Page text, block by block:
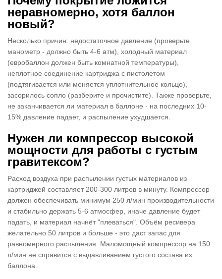
неравномерно, хотя баллон
новый?
Несколько причин: недостаточное давление (проверьте
манометр - должно быть 4-6 атм), холодный материал
(евробаллон должен быть комнатной температуры),
неплотное соединение картриджа с пистолетом
(подтягивается или меняется уплотнительное кольцо),
засорилось сопло (разберите и прочистите). Также проверьте,
не заканчивается ли материал в баллоне - на последних 10-
15% давление падает, и распыление ухудшается.
Нужен ли компрессор высокой
мощности для работы с густым
гравитексом?
Расход воздуха при распылении густых материалов из
картриджей составляет 200-300 литров в минуту. Компрессор
должен обеспечивать минимум 250 л/мин производительности
и стабильно держать 5-6 атмосфер, иначе давление будет
падать, и материал начнёт "плеваться". Объём ресивера
желательно 50 литров и больше - это даст запас для
равномерного распыления. Маломощный компрессор на 150
л/мин не справится с выдавливанием густого состава из
баллона.